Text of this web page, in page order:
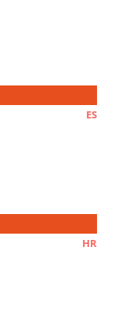
ES
HR